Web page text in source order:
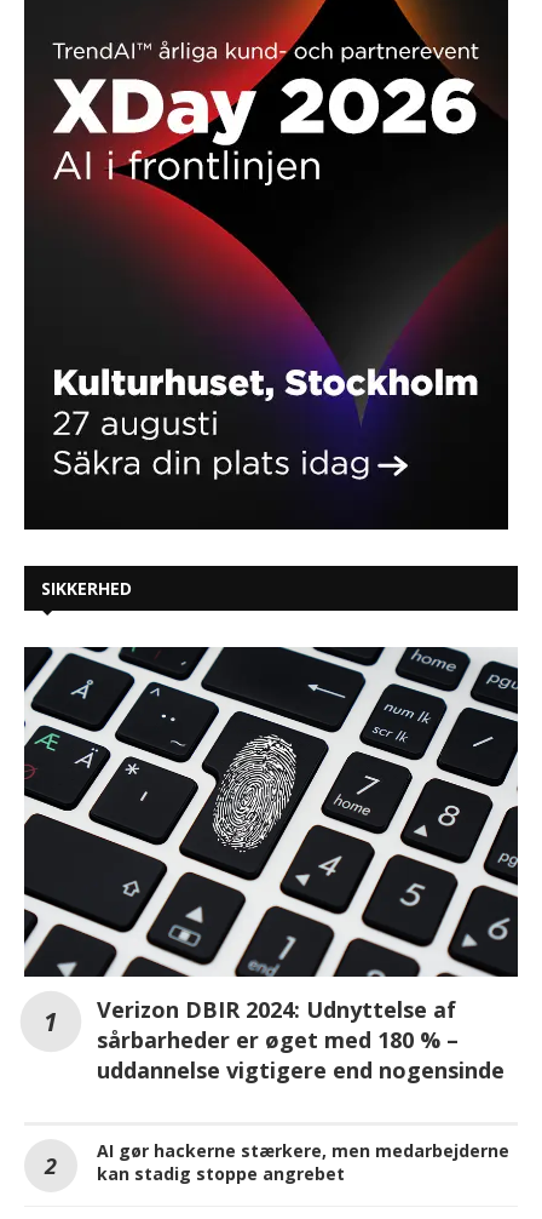
SIKKERHED
Verizon DBIR 2024: Udnyttelse af
sårbarheder er øget med 180 % –
uddannelse vigtigere end nogensinde
AI gør hackerne stærkere, men medarbejderne
kan stadig stoppe angrebet